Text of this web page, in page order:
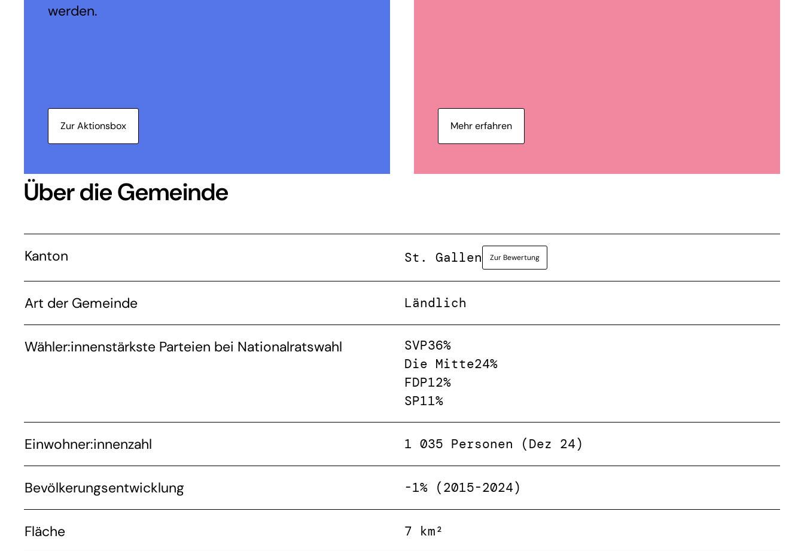
werden.
Zur Aktionsbox Mehr erfahren
Über die Gemeinde
Kanton St. Gallen Zur Bewertung
Art der Gemeinde Ländlich
Wähler:innenstärkste Parteien bei Nationalratswahl SVP36%
Die Mitte24%
FDP12%
SP11%
Einwohner:innenzahl 1 035 Personen (Dez 24)
Bevölkerungsentwicklung -1% (2015-2024)
Fläche 7 km²